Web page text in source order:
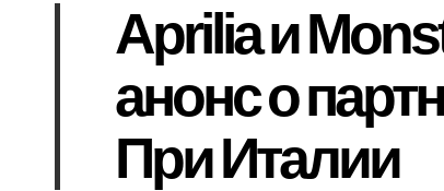
Aprilia и
анонс о
При Италии